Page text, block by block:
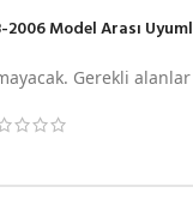
Model Arası
Gerekli alanlar